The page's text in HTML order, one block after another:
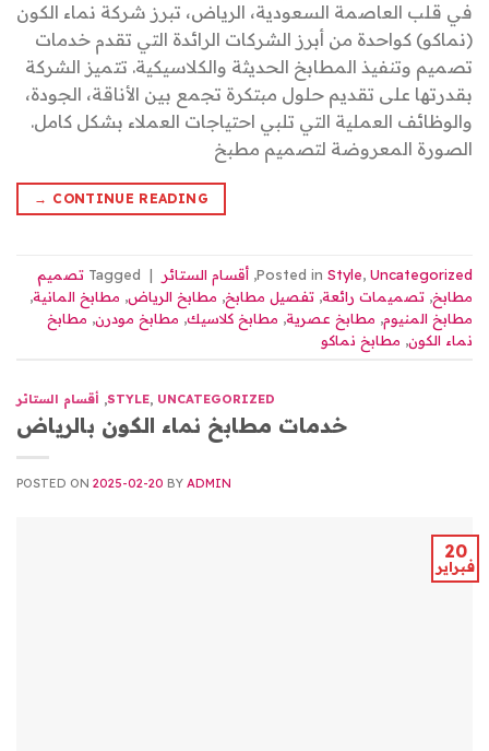
في قلب العاصمة السعودية، الرياض، تبرز شركة نماء الكون
(نماكو) كواحدة من أبرز الشركات الرائدة التي تقدم خدمات
تصميم وتنفيذ المطابخ الحديثة والكلاسيكية. تتميز الشركة
بقدرتها على تقديم حلول مبتكرة تجمع بين الأناقة، الجودة،
والوظائف العملية التي تلبي احتياجات العملاء بشكل كامل.
الصورة المعروضة لتصميم مطبخ
CONTINUE READING
→
Posted in Style, Uncategorized
, أقسام الستائر |
Tagged تصميم
مطابخ, تصميمات رائعة, تفصيل مطابخ, مطابخ الرياض, مطابخ المانية,
مطابخ المنيوم, مطابخ عصرية, مطابخ كلاسيك, مطابخ مودرن, مطابخ
نماء الكون, مطابخ نماكو
STYLE, UNCATEGORIZED
, أقسام الستائر
خدمات مطابخ نماء الكون بالرياض
POSTED ON 2025-02-20 BY ADMIN
20
فبراير